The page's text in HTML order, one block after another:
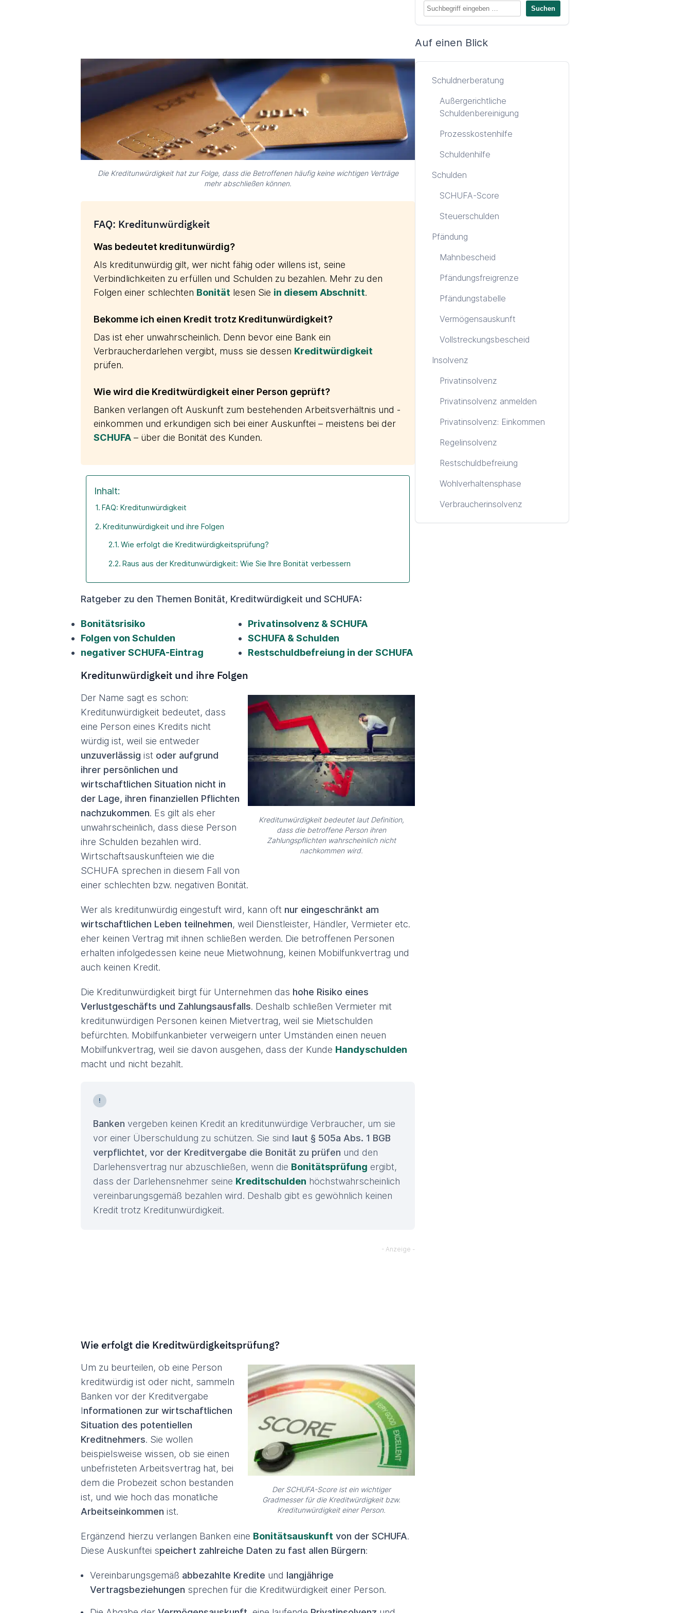
Die Kreditunwürdigkeit hat zur Folge, dass die Betroffenen häufig keine wichtigen Verträge
mehr abschließen können.
FAQ: Kreditunwürdigkeit
Was bedeutet kreditunwürdig?
Als kreditunwürdig gilt, wer nicht fähig oder willens ist, seine
Verbindlichkeiten zu erfüllen und Schulden zu bezahlen. Mehr zu den
Folgen einer schlechten Bonität lesen Sie in diesem Abschnitt.
Bekomme ich einen Kredit trotz Kreditunwürdigkeit?
Das ist eher unwahrscheinlich. Denn bevor eine Bank ein
Verbraucherdarlehen vergibt, muss sie dessen Kreditwürdigkeit
prüfen.
Wie wird die Kreditwürdigkeit einer Person geprüft?
Banken verlangen oft Auskunft zum bestehenden Arbeitsverhältnis und -
einkommen und erkundigen sich bei einer Auskunftei – meistens bei der
SCHUFA – über die Bonität des Kunden.
Inhalt:
FAQ: Kreditunwürdigkeit
Kreditunwürdigkeit und ihre Folgen
Wie erfolgt die Kreditwürdigkeitsprüfung?
Raus aus der Kreditunwürdigkeit: Wie Sie Ihre Bonität verbessern
Ratgeber zu den Themen Bonität, Kreditwürdigkeit und SCHUFA:
Bonitätsrisiko
Folgen von Schulden
negativer SCHUFA-Eintrag
Privatinsolvenz & SCHUFA
SCHUFA & Schulden
Restschuldbefreiung in der SCHUFA
Kreditunwürdigkeit und ihre Folgen
Kreditunwürdigkeit bedeutet laut Definition,
dass die betroffene Person ihren
Zahlungspflichten wahrscheinlich nicht
nachkommen wird.
Der Name sagt es schon:
Kreditunwürdigkeit bedeutet, dass
eine Person eines Kredits nicht
würdig ist, weil sie entweder
unzuverlässig ist oder aufgrund
ihrer persönlichen und
wirtschaftlichen Situation nicht in
der Lage, ihren finanziellen Pflichten
nachzukommen. Es gilt als eher
unwahrscheinlich, dass diese Person
ihre Schulden bezahlen wird.
Wirtschaftsauskunfteien wie die
SCHUFA sprechen in diesem Fall von
einer schlechten bzw. negativen Bonität.
Wer als kreditunwürdig eingestuft wird, kann oft nur eingeschränkt am
wirtschaftlichen Leben teilnehmen, weil Dienstleister, Händler, Vermieter etc.
eher keinen Vertrag mit ihnen schließen werden. Die betroffenen Personen
erhalten infolgedessen keine neue Mietwohnung, keinen Mobilfunkvertrag und
auch keinen Kredit.
Die Kreditunwürdigkeit birgt für Unternehmen das hohe Risiko eines
Verlustgeschäfts und Zahlungsausfalls. Deshalb schließen Vermieter mit
kreditunwürdigen Personen keinen Mietvertrag, weil sie Mietschulden
befürchten. Mobilfunkanbieter verweigern unter Umständen einen neuen
Mobilfunkvertrag, weil sie davon ausgehen, dass der Kunde Handyschulden
macht und nicht bezahlt.
Banken vergeben keinen Kredit an kreditunwürdige Verbraucher, um sie
vor einer Überschuldung zu schützen. Sie sind laut § 505a Abs. 1 BGB
verpflichtet, vor der Kreditvergabe die Bonität zu prüfen und den
Darlehensvertrag nur abzuschließen, wenn die Bonitätsprüfung ergibt,
dass der Darlehensnehmer seine Kreditschulden höchstwahrscheinlich
vereinbarungsgemäß bezahlen wird. Deshalb gibt es gewöhnlich keinen
Kredit trotz Kreditunwürdigkeit.
Wie erfolgt die Kreditwürdigkeitsprüfung?
Der SCHUFA-Score ist ein wichtiger
Gradmesser für die Kreditwürdigkeit bzw.
Kreditunwürdigkeit einer Person.
Um zu beurteilen, ob eine Person
kreditwürdig ist oder nicht, sammeln
Banken vor der Kreditvergabe
Informationen zur wirtschaftlichen
Situation des potentiellen
Kreditnehmers. Sie wollen
beispielsweise wissen, ob sie einen
unbefristeten Arbeitsvertrag hat, bei
dem die Probezeit schon bestanden
ist, und wie hoch das monatliche
Arbeitseinkommen ist.
Ergänzend hierzu verlangen Banken eine Bonitätsauskunft von der SCHUFA.
Diese Auskunftei speichert zahlreiche Daten zu fast allen Bürgern:
Vereinbarungsgemäß abbezahlte Kredite und langjährige
Vertragsbeziehungen sprechen für die Kreditwürdigkeit einer Person.
Auf einen Blick
Schuldnerberatung
Außergerichtliche
Schuldenbereinigung
Prozesskostenhilfe
Schuldenhilfe
Schulden
SCHUFA-Score
Steuerschulden
Pfändung
Mahnbescheid
Pfändungsfreigrenze
Pfändungstabelle
Vermögensauskunft
Vollstreckungsbescheid
Insolvenz
Privatinsolvenz
Privatinsolvenz anmelden
Privatinsolvenz: Einkommen
Regelinsolvenz
Restschuldbefreiung
Wohlverhaltensphase
Verbraucherinsolvenz